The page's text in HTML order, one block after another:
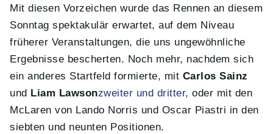
Mit diesen Vorzeichen wurde das Rennen an diesem
Sonntag spektakulär erwartet, auf dem Niveau
früherer Veranstaltungen, die uns ungewöhnliche
Ergebnisse bescherten. Noch mehr, nachdem sich
ein anderes Startfeld formierte, mit Carlos Sainz
und Liam Lawsonzweiter und dritter, oder mit den
McLaren von Lando Norris und Oscar Piastri in den
siebten und neunten Positionen.